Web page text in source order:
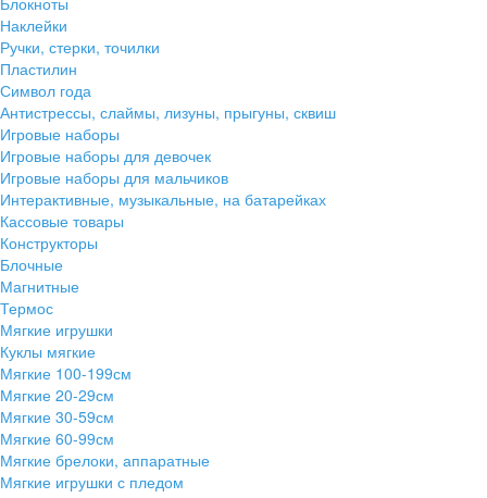
Наклейки
Ручки, стерки, точилки
Пластилин
Символ года
Антистрессы, слаймы, лизуны, прыгуны, сквиш
Игровые наборы
Игровые наборы для девочек
Игровые наборы для мальчиков
Интерактивные, музыкальные, на батарейках
Кассовые товары
Конструкторы
Блочные
Магнитные
Термос
Мягкие игрушки
Куклы мягкие
Мягкие 100-199см
Мягкие 20-29см
Мягкие 30-59см
Мягкие 60-99см
Мягкие брелоки, аппаратные
Мягкие игрушки с пледом